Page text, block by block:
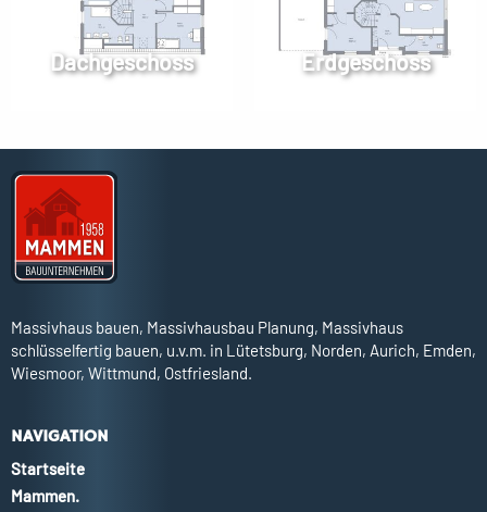
Dachgeschoss Erdgeschoss
Massivhaus bauen, Massivhausbau Planung, Massivhaus
schlüsselfertig bauen, u.v.m. in Lütetsburg, Norden, Aurich, Emden,
Wiesmoor, Wittmund, Ostfriesland.
NAVIGATION
Startseite
Mammen.